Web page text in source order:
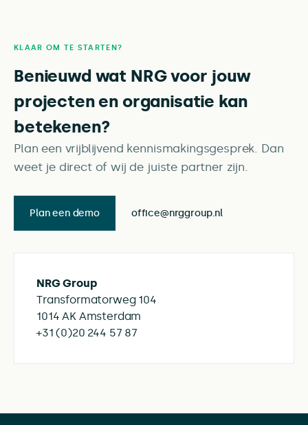
KLAAR OM TE STARTEN?
Benieuwd wat NRG voor jouw
projecten en organisatie kan
betekenen?
Plan een vrijblijvend kennismakingsgesprek. Dan
weet je direct of wij de juiste partner zijn.
Plan een demo office@nrggroup.nl
NRG Group
Transformatorweg 104
1014 AK Amsterdam
+31 (0)20 244 57 87